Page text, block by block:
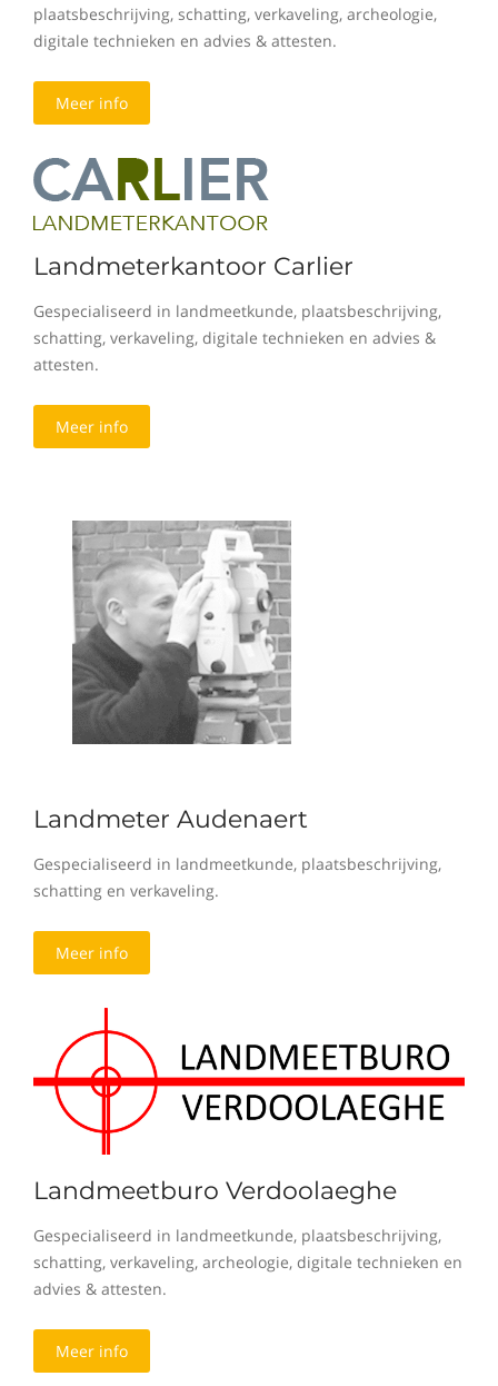
plaatsbeschrijving, schatting, verkaveling, archeologie,
digitale technieken en advies & attesten.
Meer info
Landmeterkantoor Carlier
Gespecialiseerd in landmeetkunde, plaatsbeschrijving,
schatting, verkaveling, digitale technieken en advies &
attesten.
Meer info
Landmeter Audenaert
Gespecialiseerd in landmeetkunde, plaatsbeschrijving,
schatting en verkaveling.
Meer info
Landmeetburo Verdoolaeghe
Gespecialiseerd in landmeetkunde, plaatsbeschrijving,
schatting, verkaveling, archeologie, digitale technieken en
advies & attesten.
Meer info